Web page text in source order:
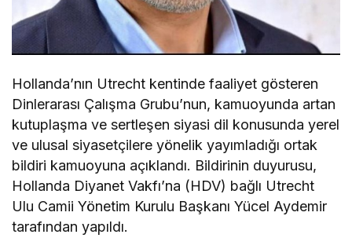
Hollanda’nın Utrecht kentinde faaliyet gösteren
Dinlerarası Çalışma Grubu’nun, kamuoyunda artan
kutuplaşma ve sertleşen siyasi dil konusunda yerel
ve ulusal siyasetçilere yönelik yayımladığı ortak
bildiri kamuoyuna açıklandı. Bildirinin duyurusu,
Hollanda Diyanet Vakfı’na (HDV) bağlı Utrecht
Ulu Camii Yönetim Kurulu Başkanı Yücel Aydemir
tarafından yapıldı.